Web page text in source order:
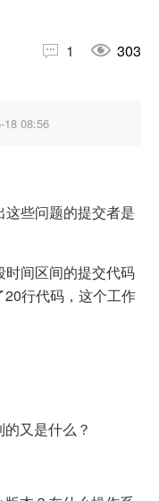
 1  303
18 08:56
些问题的提交者是
时间区间的提交代码
行代码，这个工作
又是什么？